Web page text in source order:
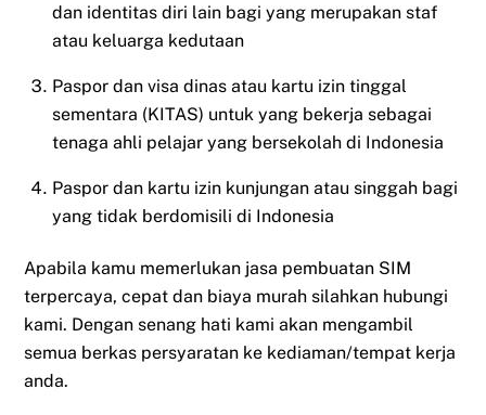
dan identitas diri lain bagi yang merupakan staf
atau keluarga kedutaan
Paspor dan visa dinas atau kartu izin tinggal
sementara (KITAS) untuk yang bekerja sebagai
tenaga ahli pelajar yang bersekolah di Indonesia
Paspor dan kartu izin kunjungan atau singgah bagi
yang tidak berdomisili di Indonesia
Apabila kamu memerlukan jasa pembuatan SIM
terpercaya, cepat dan biaya murah silahkan hubungi
kami. Dengan senang hati kami akan mengambil
semua berkas persyaratan ke kediaman/tempat kerja
anda.